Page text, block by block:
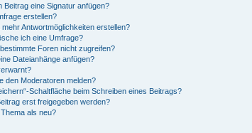
Beitrag eine Signatur anfügen?
erstellen?
Antwortmöglichkeiten erstellen?
ich eine Umfrage?
Foren nicht zugreifen?
Dateianhänge anfügen?
den Moderatoren melden?
Schaltfläche beim Schreiben eines Beitrags?
erst freigegeben werden?
als neu?